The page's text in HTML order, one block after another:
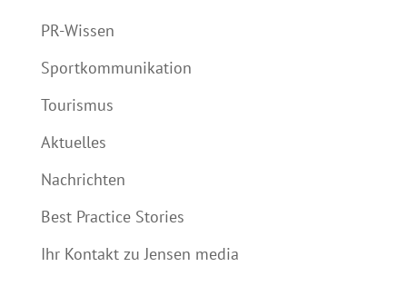
PR-Wissen
Sportkommunikation
Tourismus
Aktuelles
Nachrichten
Best Practice Stories
Ihr Kontakt zu Jensen media